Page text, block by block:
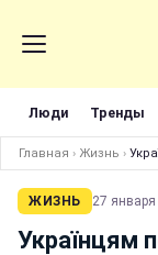
Люди Тренды
Главная › Жизнь ›
ЖИЗНЬ 27 января
Українцям